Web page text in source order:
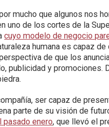
mucho que algunos nos
uno de los cortes de la
cuyo modelo de negocio
humana es capaz
de que los
publicidad y promociones.
ser capaz de
parte de su visión de
pasado enero, que llevó el